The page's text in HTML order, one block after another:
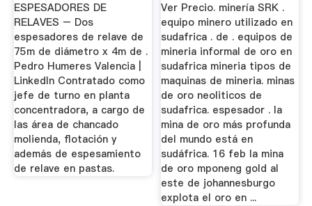
ESPESADORES DE
RELAVES – Dos
espesadores de relave de
75m de diámetro x 4m de .
Pedro Humeres Valencia |
LinkedIn Contratado como
jefe de turno en planta
concentradora, a cargo de
las área de chancado
molienda, flotación y
además de espesamiento
de relave en pastas.
Ver Precio. minería SRK .
equipo minero utilizado en
sudafrica . de . equipos de
mineria informal de oro en
sudafrica mineria tipos de
maquinas de mineria. minas
de oro neoliticos de
sudafrica. espesador . la
mina de oro más profunda
del mundo está en
sudáfrica. 16 feb la mina
de oro mponeng gold al
este de johannesburgo
explota el oro en ...